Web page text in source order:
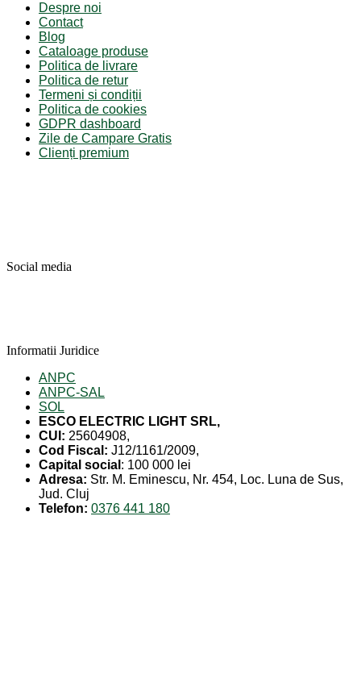
Despre noi
Contact
Blog
Cataloage produse
Politica de livrare
Politica de retur
Termeni și condiții
Politica de cookies
GDPR dashboard
Zile de Campare Gratis
Clienți premium
Social media
Informatii Juridice
ANPC
ANPC-SAL
SOL
ESCO ELECTRIC LIGHT SRL,
CUI: 25604908,
Cod Fiscal: J12/1161/2009,
Capital social : 100 000 lei
Adresa: Str. M. Eminescu, Nr. 454, Loc. Luna de Sus,
Jud. Cluj
Telefon: 0376 441 180